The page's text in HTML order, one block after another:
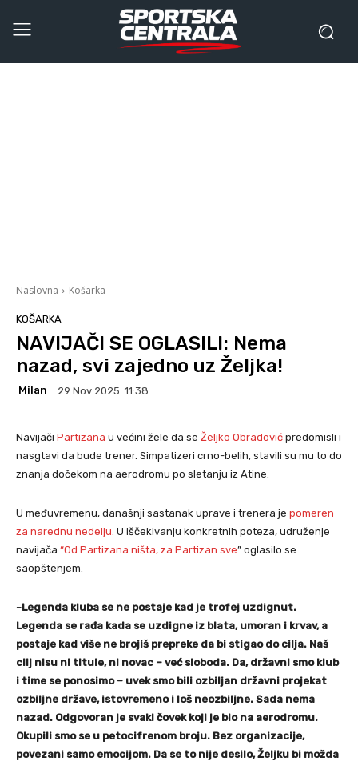
Naslovna Košarka
KOŠARKA
NAVIJAČI SE OGLASILI: Nema
nazad, svi zajedno uz Željka!
Milan 29 Nov 2025. 11:38
Navijači Partizana u većini žele da se Željko Obradović predomisli i
nasgtavi da bude trener. Simpatizeri crno-belih, stavili su mu to do
znanja dočekom na aerodromu po sletanju iz Atine.
U međuvremenu, današnji sastanak uprave i trenera je pomeren
za narednu nedelju. U iščekivanju konkretnih poteza, udruženje
navijača “Od Partizana ništa, za Partizan sve” oglasilo se
saopštenjem.
–Legenda kluba se ne postaje kad je trofej uzdignut.
Legenda se rađa kada se uzdigne iz blata, umoran i krvav, a
postaje kad više ne brojiš prepreke da bi stigao do cilja. Naš
cilj nisu ni titule, ni novac – već sloboda. Da, državni smo klub
i time se ponosimo – uvek smo bili ozbiljan državni projekat
ozbiljne države, istovremeno i loš neozbiljne. Sada nema
nazad. Odgovoran je svaki čovek koji je bio na aerodromu.
Okupili smo se u petocifrenom broju. Bez organizacije,
povezani samo emocijom. Da se to nije desilo, Željku bi možda